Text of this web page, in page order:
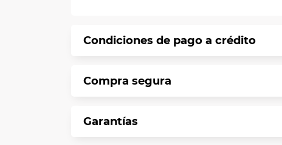
Condiciones de pago a crédito
Compra segura
Garantías